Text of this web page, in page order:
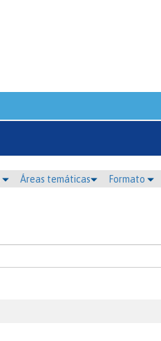
Áreas temáticas Formato